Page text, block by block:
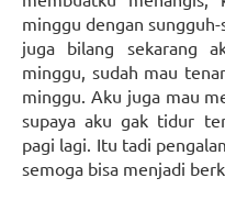
minggu dengan
juga bilang sekarang
minggu, sudah mau
minggu. Aku juga mau
supaya aku gak tidur
pagi lagi. Itu tadi
semoga bisa menjadi